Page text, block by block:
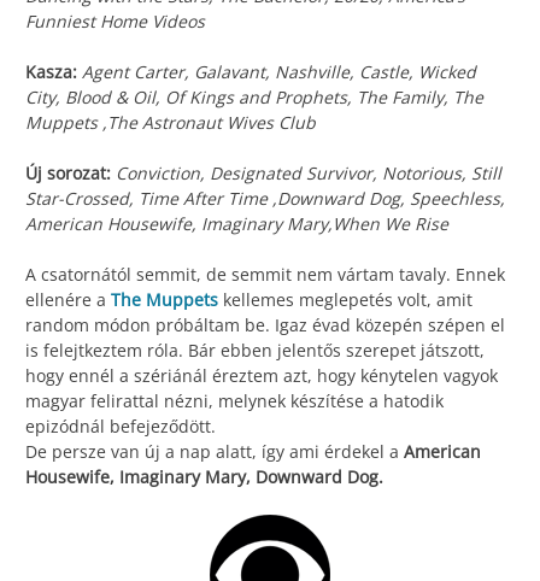
Funniest Home Videos
Kasza: Agent Carter, Galavant, Nashville, Castle, Wicked
City, Blood & Oil, Of Kings and Prophets, The Family, The
Muppets ,The Astronaut Wives Club
Új sorozat: Conviction, Designated Survivor, Notorious, Still
Star-Crossed, Time After Time ,Downward Dog, Speechless,
American Housewife, Imaginary Mary,When We Rise
A csatornától semmit, de semmit nem vártam tavaly. Ennek
ellenére a The Muppets kellemes meglepetés volt, amit
random módon próbáltam be. Igaz évad közepén szépen el
is felejtkeztem róla. Bár ebben jelentős szerepet játszott,
hogy ennél a szériánál éreztem azt, hogy kénytelen vagyok
magyar felirattal nézni, melynek készítése a hatodik
epizódnál befejeződött.
De persze van új a nap alatt, így ami érdekel a American
Housewife, Imaginary Mary, Downward Dog.